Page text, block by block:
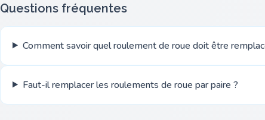
Questions fréquentes
Comment savoir quel roulement de roue doit être
Faut-il remplacer les roulements de roue par paire ?